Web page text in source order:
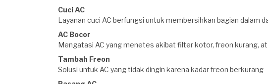
Cuci AC
Layanan cuci AC berfungsi untuk membersihkan bagian dalam
AC Bocor
Mengatasi AC yang menetes akibat filter kotor, freon kurang,
Tambah Freon
Solusi untuk AC yang tidak dingin karena kadar freon berkurang